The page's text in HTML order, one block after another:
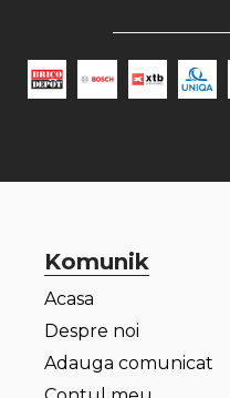
Komunik
Acasa
Despre noi
Adauga comunicat